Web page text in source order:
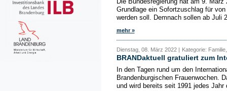
Grundlage ein Sofortzuschlag für
werden soll. Demnach sollen ab Juli
mehr »
Dienstag, 08. März 2022 | Kategorie:
BRANDaktuell gratuliert zum
In den Tagen rund um den
Brandenburgischen Frauenwochen.
und wird bereits seit 1991 jedes Jahr